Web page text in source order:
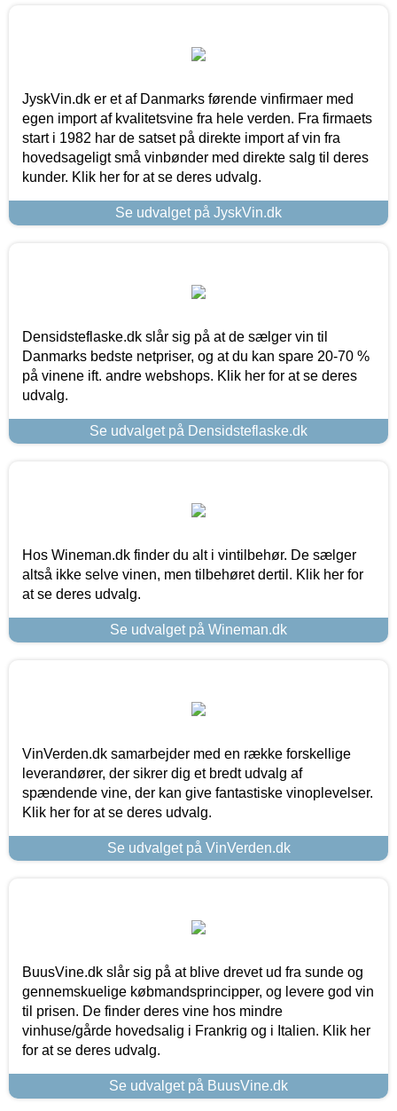
JyskVin.dk er et af Danmarks førende vinfirmaer med
egen import af kvalitetsvine fra hele verden. Fra firmaets
start i 1982 har de satset på direkte import af vin fra
hovedsageligt små vinbønder med direkte salg til deres
kunder. Klik her for at se deres udvalg.
Se udvalget på JyskVin.dk
Densidsteflaske.dk slår sig på at de sælger vin til
Danmarks bedste netpriser, og at du kan spare 20-70 %
på vinene ift. andre webshops. Klik her for at se deres
udvalg.
Se udvalget på Densidsteflaske.dk
Hos Wineman.dk finder du alt i vintilbehør. De sælger
altså ikke selve vinen, men tilbehøret dertil. Klik her for
at se deres udvalg.
Se udvalget på Wineman.dk
VinVerden.dk samarbejder med en række forskellige
leverandører, der sikrer dig et bredt udvalg af
spændende vine, der kan give fantastiske vinoplevelser.
Klik her for at se deres udvalg.
Se udvalget på VinVerden.dk
BuusVine.dk slår sig på at blive drevet ud fra sunde og
gennemskuelige købmandsprincipper, og levere god vin
til prisen. De finder deres vine hos mindre
vinhuse/gårde hovedsalig i Frankrig og i Italien. Klik her
for at se deres udvalg.
Se udvalget på BuusVine.dk